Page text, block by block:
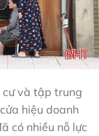
và tập trung
hiệu doanh
có nhiều nỗ lực